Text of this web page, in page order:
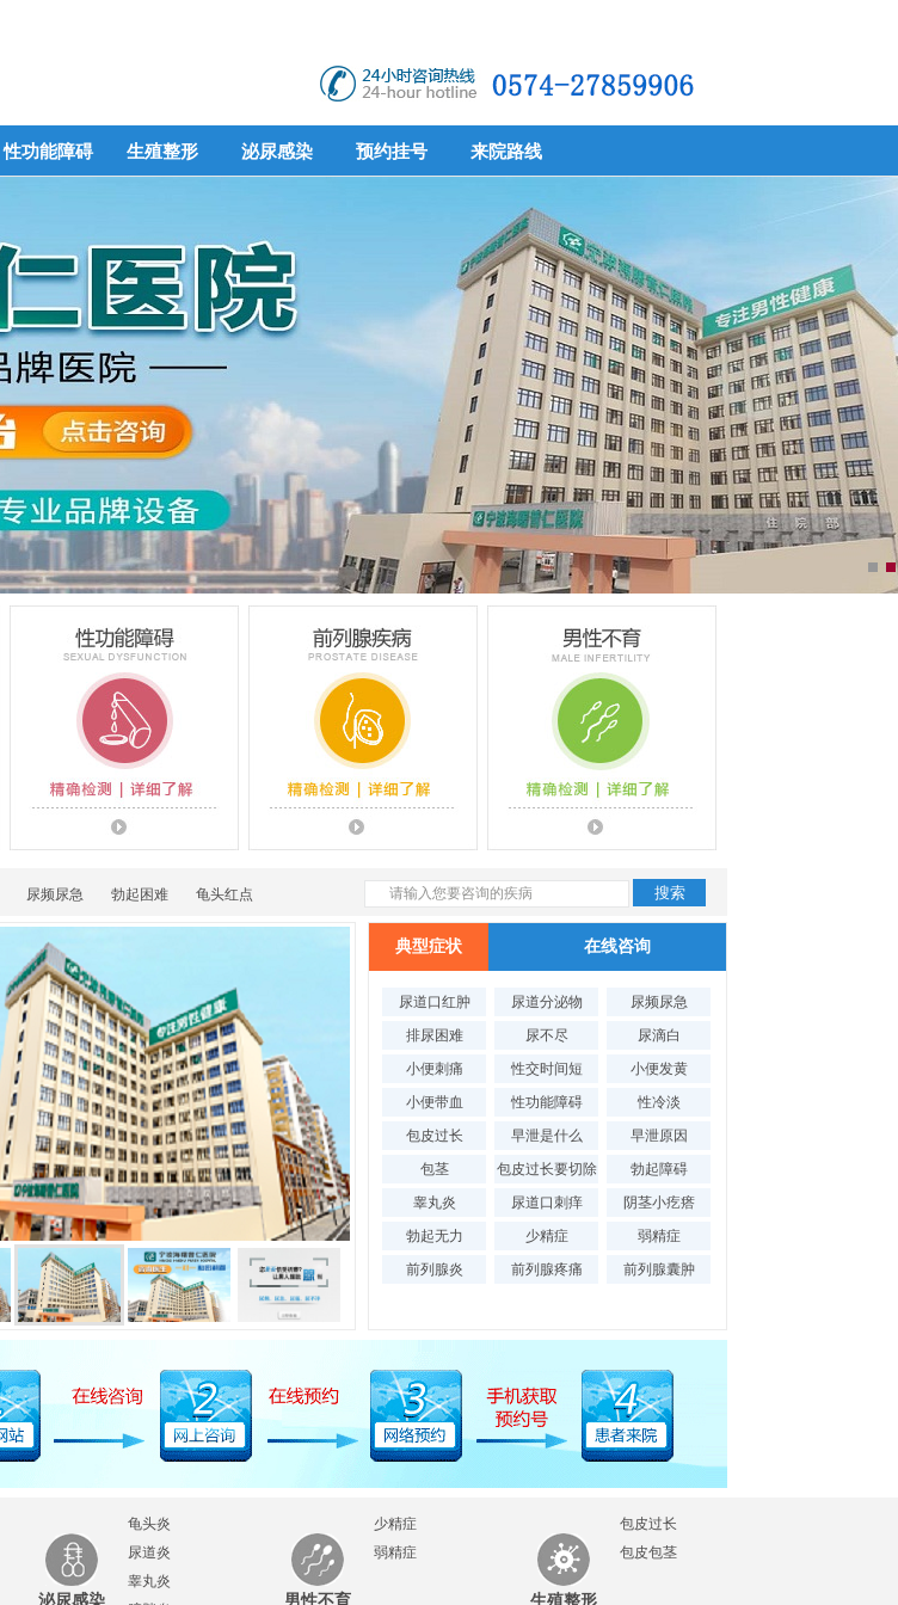
性功能障碍 生殖整形 泌尿感染 预约挂号 来院路线
来院路线
性功能障碍
早泄|阳痿| 射精障碍 勃起障碍|
前列腺疾病
前列腺炎|前列腺增生
前列腺疼痛|前列腺囊肿
男性不育
尿频尿急 勃起困难 龟头红点
典型症状 在线咨询
尿道口红肿 尿道分泌物
尿频尿急
排尿困难
尿不尽
尿滴白
小便刺痛
性交时间短
小便发黄
小便带血
性功能障碍
性冷淡
包皮过长
早泄是什么
早泄原因
包茎
包皮过长要切除
吗
勃起障碍
睾丸炎
尿道口刺痒
阴茎小疙瘩
勃起无力
少精症
弱精症
前列腺炎
前列腺疼痛 前列腺囊肿
泌尿感染
龟头炎
尿道炎
睾丸炎
男性不育
少精症
弱精症
生殖整形
包皮过长
包皮包茎